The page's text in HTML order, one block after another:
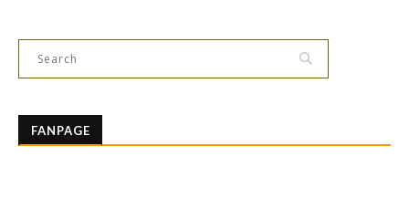
FANPAGE